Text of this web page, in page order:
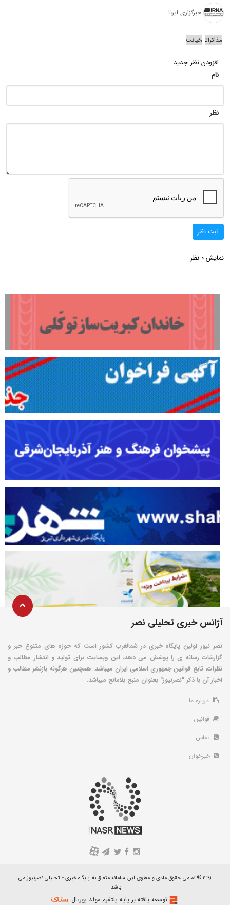
خبرگزاری ایرنا
مذاکرات خیانت
افزودن نظر جدید
نام
نظر
ثبت نظر
نمایش 0 نظر
آژانس خبری تحلیلی نصر
نصر نیوز اولین پایگاه خبری در شمالغرب کشور است که حوزه های متنوع خبر و
گزارشات رسانه ی را پوشش می دهد، این وبسایت برای تولید و انتشار مطالب و
نظرات، تابع قوانین جمهوری اسلامی ایران میباشد. همچنین هرگونه بازنشر مطالب و
اخبار آن با ذکر "نصرنیوز" بعنوان منبع بلامانع میباشد.
درباره ما
قوانین
تماس
خبرخوان
A
۱۳۹۱ © تمامی حقوق مادی و معنوی این سامانه متعلق به پایگاه خبری - تحلیلی نصرنیوز می
باشد.
توسعه یافته بر پایه پلتفرم مولد پورتال